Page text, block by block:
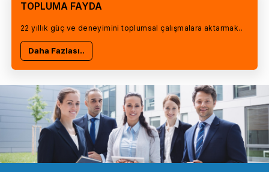
TOPLUMA FAYDA
22 yıllık güç ve deneyimini toplumsal çalışmalara aktarmak..
Daha Fazlası..